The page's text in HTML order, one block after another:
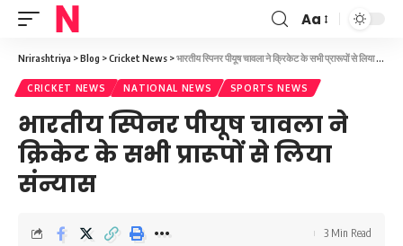
Font
Resizer
Aa
Nrirashtriya >Blog >Cricket News >भारतीय स्पिनर पीयूष चावला ने क्रिकेट के सभी प्रारूपों से लिया संन्यास
CRICKET NEWS NATIONAL NEWS SPORTS NEWS
भारतीय स्पिनर पीयूष चावला ने
क्रिकेट के सभी प्रारूपों से लिया
संन्यास
3 Min Read